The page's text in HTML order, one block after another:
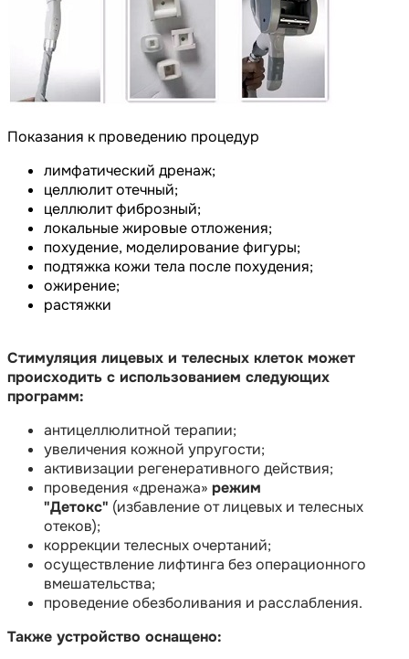
Показания к проведению процедур
лимфатический дренаж;
целлюлит отечный;
целлюлит фиброзный;
локальные жировые отложения;
похудение, моделирование фигуры;
подтяжка кожи тела после похудения;
ожирение;
растяжки
Стимуляция лицевых и телесных клеток может
происходить с использованием следующих
программ:
антицеллюлитной терапии;
увеличения кожной упругости;
активизации регенеративного действия;
проведения «дренажа» режим
"Детокс" (избавление от лицевых и телесных
отеков);
коррекции телесных очертаний;
осуществление лифтинга без операционного
вмешательства;
проведение обезболивания и расслабления.
Также устройство оснащено: